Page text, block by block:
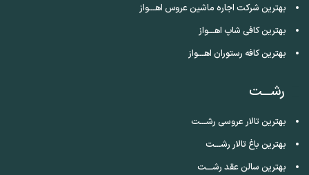
بهترین شرکت اجاره ماشین عروس اهـــواز
بهترین کافی شاپ اهـــواز
بهترین کافه رستوران اهـــواز
رشـــت
بهترین تالار عروسی رشـــت
بهترین باغ تالار رشـــت
بهترین سالن عقد رشـــت